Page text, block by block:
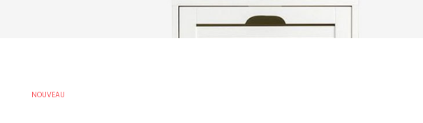
NOUVEAU